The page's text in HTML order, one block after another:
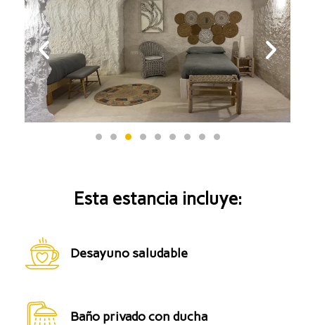
Esta estancia incluye:
Desayuno saludable
Baño privado con ducha